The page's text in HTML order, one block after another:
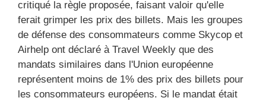
critiqué la règle proposée, faisant valoir qu'elle
ferait grimper les prix des billets. Mais les groupes
de défense des consommateurs comme Skycop et
Airhelp ont déclaré à Travel Weekly que des
mandats similaires dans l'Union européenne
représentent moins de 1% des prix des billets pour
les consommateurs européens. Si le mandat était